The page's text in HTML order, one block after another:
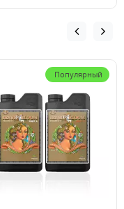
Популярный